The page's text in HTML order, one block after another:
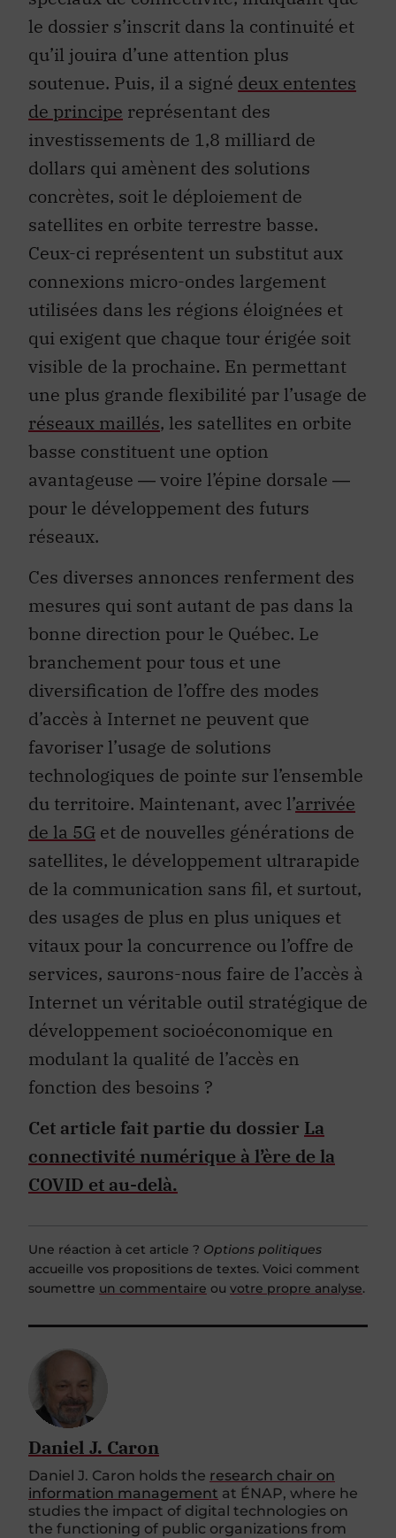
le dossier s’inscrit dans la continuité et
qu’il jouira d’une attention plus
soutenue. Puis, il a signé deux ententes
de principe
représentant des
investissements de 1,8 milliard de
dollars qui amènent des solutions
concrètes, soit le déploiement de
satellites en orbite terrestre basse.
Ceux-ci représentent un substitut aux
connexions micro-ondes largement
utilisées dans les régions éloignées et
qui exigent que chaque tour érigée soit
visible de la prochaine. En permettant
une plus grande flexibilité par l’usage de
réseaux maillés
, les satellites en orbite
basse constituent une option
avantageuse ― voire l’épine dorsale ―
pour le développement des futurs
réseaux.
Ces diverses annonces renferment des
mesures qui sont autant de pas dans la
bonne direction pour le Québec. Le
branchement pour tous et une
diversification de l’offre des modes
d’accès à Internet ne peuvent que
favoriser l’usage de solutions
technologiques de pointe sur l’ensemble
du territoire. Maintenant, avec l’ arrivée
de la 5G
et de nouvelles générations de
satellites, le développement ultrarapide
de la communication sans fil, et surtout,
des usages de plus en plus uniques et
vitaux pour la concurrence ou l’offre de
services, saurons-nous faire de l’accès à
Internet un véritable outil stratégique de
développement socioéconomique en
modulant la qualité de l’accès en
fonction des besoins ?
Cet article fait partie du dossier La
connectivité numérique à l’ère de la
COVID et au-delà.
accueille vos propositions de textes. Voici comment
soumettreun commentaireouvotre propre analyse
Daniel J. Caron
information managementat ÉNAP, where he
studies the impact of digital technologies on
the functioning of public organizations from
the perspective of information.